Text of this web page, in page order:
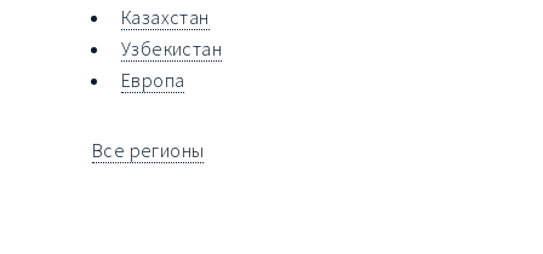
Казахстан
Узбекистан
Европа
Все регионы